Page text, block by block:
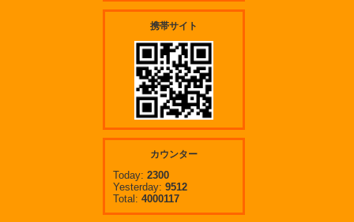
携帯サイト
カウンター
Today: 2300
Yesterday: 9512
Total: 4000117